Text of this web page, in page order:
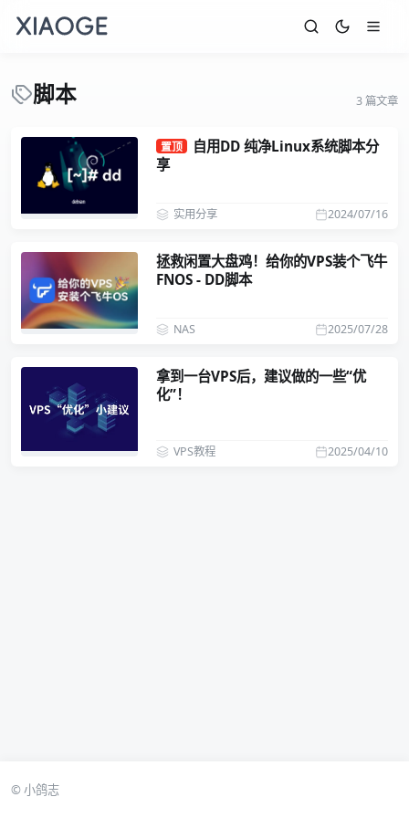
脚本 3 篇文章
置顶
自用DD 纯净Linux系统脚本分
享
2024/07/16
实用分享
拯救闲置大盘鸡！给你的VPS装个飞牛
FNOS - DD脚本
2025/07/28
NAS
拿到一台VPS后，建议做的一些“优
化”！
2025/04/10
VPS教程
© 小鸽志